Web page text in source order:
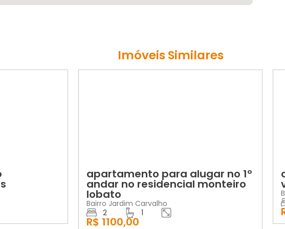
Imóveis Similares
apartamento para alugar no 1º
andar no residencial monteiro
Bairro Jardim Carvalho
R$ 1100,00
casa no
vender
Bairro Campo
R$